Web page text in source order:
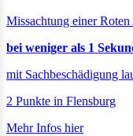
Missachtung einer
bei weniger als 1
mit Sachbeschädigung
2 Punkte in Flensburg
Mehr Infos hier